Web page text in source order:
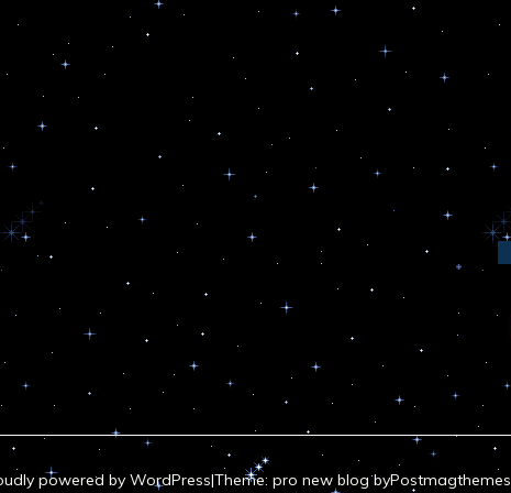
ジ
送
り
powered by WordPress|Theme: pro new blog byPostmagthemes